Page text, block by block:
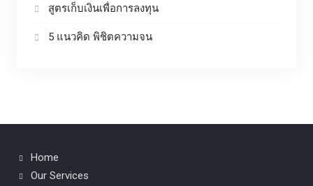
สูตรเก็บเงินเพื่อการลงทุน
5 แนวคิด พิชิตความจน
Home
Our Services